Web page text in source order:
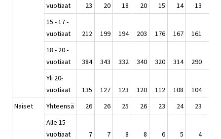
vuotiaat
23 20 18 20 15 14 13
15 - 17 -
vuotiaat
212 199 194 203 176 167 161
18 - 20 -
vuotiaat
384 343 332 340 320 314 290
Yli 20-
vuotiaat
135 127 123 120 112 108 104
Naiset
Yhteensä 26 26 25 26 23 24 23
Alle 15
vuotiaat
7 7 8 8 6 5 4